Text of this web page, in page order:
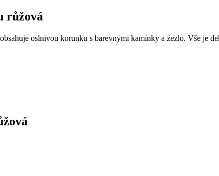
růžová
oslnivou korunku s barevnými kamínky a žezlo. Vše je